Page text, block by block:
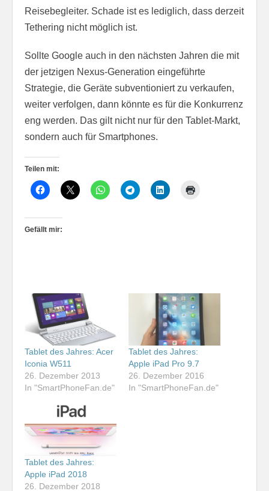
Reisebegleiter. Schade ist es lediglich, dass derzeit
Tethering nicht möglich ist.
Sollte Google auch in den nächsten Jahren die mit
der jetzigen Nexus-Generation eingeführte
Strategie, die Geräte subventioniert zu verkaufen,
weiter verfolgen, dann könnte es für die Konkurrenz
eng werden. Das gilt nicht nur für den Tablet-Markt,
sondern auch für Smartphones.
Teilen mit:
Gefällt mir:
Tablet des Jahres: Acer
Iconia W511
26. Dezember 2013
In "SmartPhoneFan.de"
Tablet des Jahres:
Apple iPad Pro 9.7
26. Dezember 2016
In "SmartPhoneFan.de"
Tablet des Jahres:
Apple iPad 2018
26. Dezember 2018